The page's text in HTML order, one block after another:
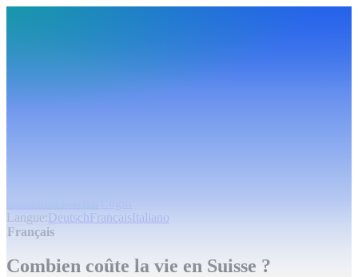
Langue:DeutschFrançaisItaliano
Français
Combien coûte la vie en Suisse ?